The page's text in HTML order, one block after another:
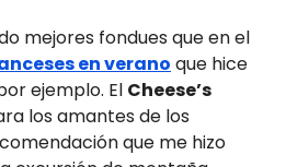
mejores fondues que en el
en verano que hice
ejemplo. El Cheese’s
los amantes de los
que me hizo